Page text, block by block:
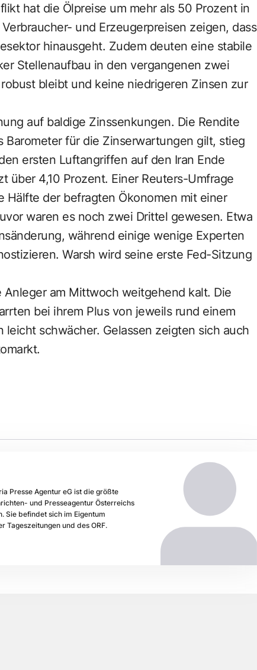
hat die Ölpreise um mehr als 50 Prozent in
und Erzeugerpreisen zeigen, dass
hinausgeht. Zudem deuten eine stabile
Stellenaufbau in den vergangenen zwei
bleibt und keine niedrigeren Zinsen zur
auf baldige Zinssenkungen. Die Rendite
für die Zinserwartungen gilt, stieg
ersten Luftangriffen auf den Iran Ende
über 4,10 Prozent. Einer Reuters-Umfrage
der befragten Ökonomen mit einer
waren es noch zwei Drittel gewesen. Etwa
während einige wenige Experten
Warsh wird seine erste Fed-Sitzung
am Mittwoch weitgehend kalt. Die
bei ihrem Plus von jeweils rund einem
schwächer. Gelassen zeigten sich auch
Presse Agentur eG ist die größte
und Presseagentur Österreichs
Sie befindet sich im Eigentum
Tageszeitungen und des ORF.